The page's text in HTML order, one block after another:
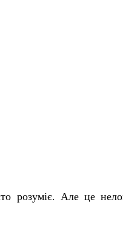
розуміє. Але це